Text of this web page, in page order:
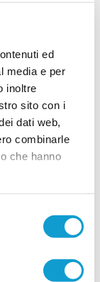
ed
media e per
inoltre
sito con i
dati web,
combinarle
che hanno
andrà a rinforzare il
gli U15
indelebili. A dieci
si ritrovano i
il campionato
regionale a
nel test
pt: Giachetta,
Pagliari,